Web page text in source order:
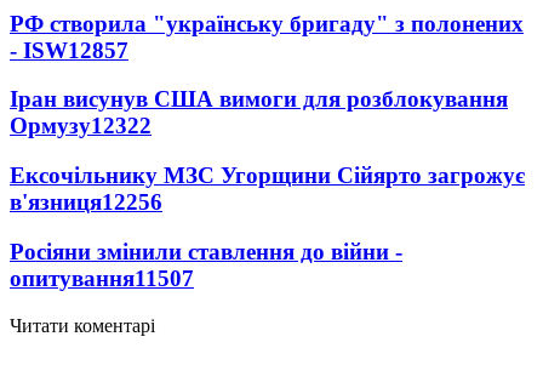
РФ створила "українську бригаду" з полонених
- ISW12857
Іран висунув США вимоги для розблокування
Ормузу12322
Ексочільнику МЗС Угорщини Сійярто загрожує
в'язниця12256
Росіяни змінили ставлення до війни -
опитування11507
Читати коментарі